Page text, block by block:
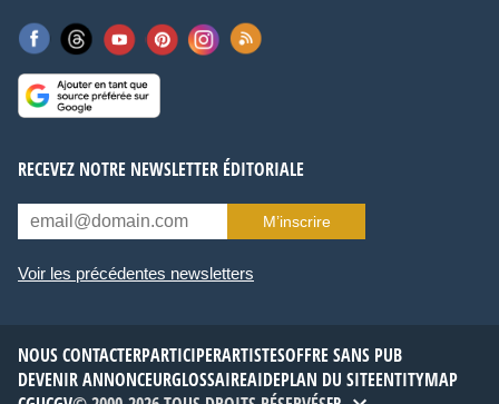
RECEVEZ NOTRE NEWSLETTER ÉDITORIALE
M’inscrire
Voir les précédentes newsletters
NOUS CONTACTERPARTICIPERARTISTESOFFRE SANS PUB
DEVENIR ANNONCEURGLOSSAIREAIDEPLAN DU SITEENTITYMAP